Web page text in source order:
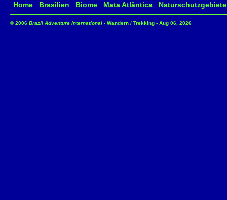
Home Brasilien Biome Mata Atlântica Naturschutzgebiete
© 2006 Brazil Adventure International - Wandern / Trekking - Aug 06, 2026